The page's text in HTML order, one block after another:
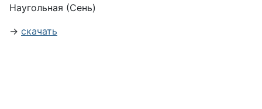
Наугольная (Сень)
→ скачать